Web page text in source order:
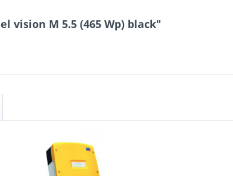
vision M 5.5 (465 Wp) black"